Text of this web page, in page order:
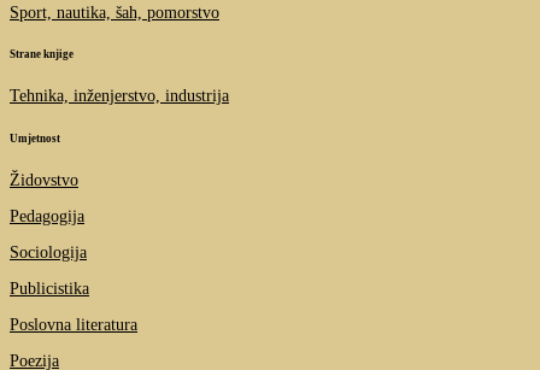
Sport, nautika, šah, pomorstvo
Strane knjige
Tehnika, inženjerstvo, industrija
Umjetnost
Židovstvo
Pedagogija
Sociologija
Publicistika
Poslovna literatura
Poezija